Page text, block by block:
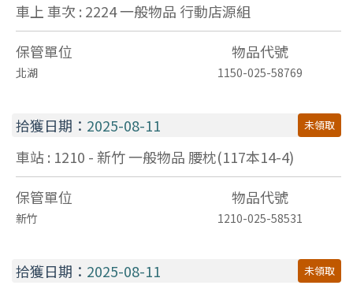
車上 車次 : 2224一般物品 行動店源組
保管單位
物品代號
北湖 1150-025-58769
拾獲日期： 2025-08-11 未領取
車站 : 1210 - 新竹一般物品 腰枕(117本14-4)
保管單位
物品代號
新竹 1210-025-58531
拾獲日期： 2025-08-11 未領取